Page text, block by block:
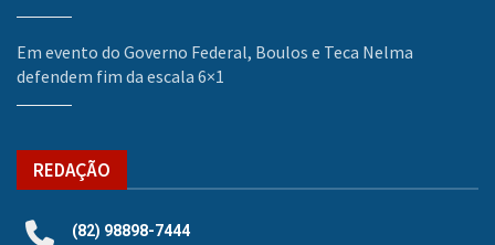
Em evento do Governo Federal, Boulos e Teca Nelma
defendem fim da escala 6×1
REDAÇÃO
(82) 98898-7444